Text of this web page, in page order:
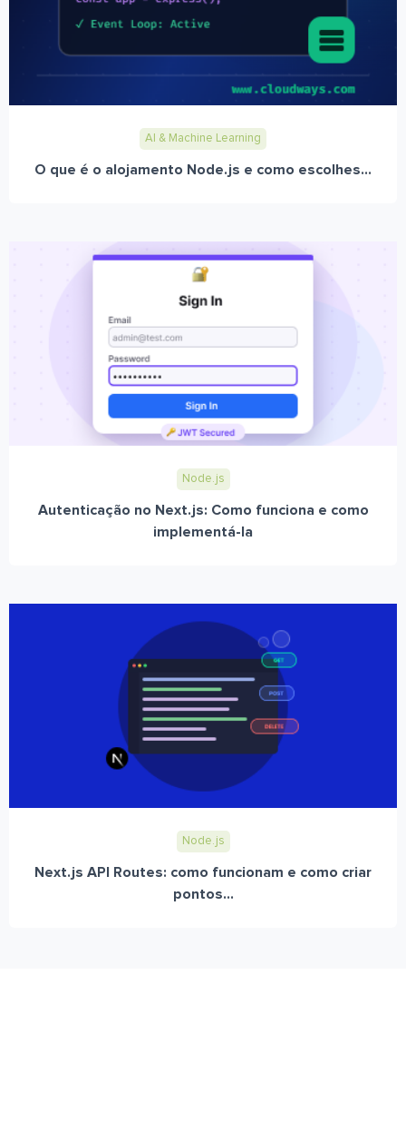
AI & Machine Learning
O que é o alojamento Node.js e como escolhes...
Node.js
Autenticação no Next.js: Como funciona e como
implementá-la
Node.js
Next.js API Routes: como funcionam e como criar
pontos...